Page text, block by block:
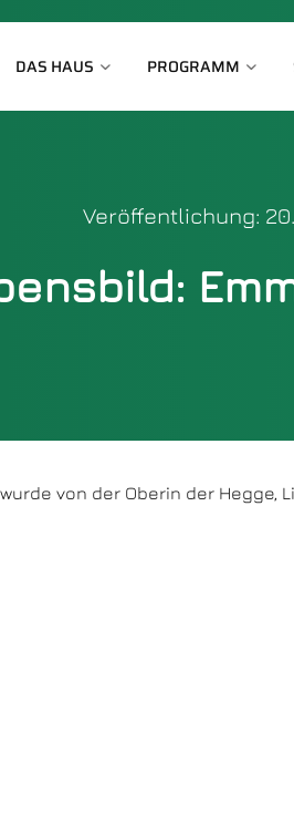
DAS HAUS PROGRAMM
Veröffentlichung:
wurde von der Oberin der